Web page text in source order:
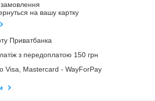
на вашу картку
Приватбанка
з передоплатою 150 грн
Visa, Mastercard - WayForPay